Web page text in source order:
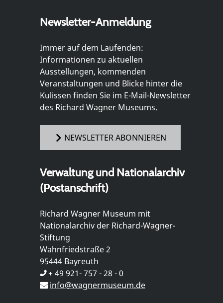
Newsletter-Anmeldung
Immer auf dem Laufenden:
Informationen zu aktuellen
Ausstellungen, kommenden
Veranstaltungen und Blicke hinter die
Kulissen finden Sie im E-Mail-Newsletter
des Richard Wagner Museums.
NEWSLETTER ABONNIEREN
Verwaltung und Nationalarchiv
(Postanschrift)
Richard Wagner Museum mit
Nationalarchiv der Richard-Wagner-
Stiftung
Wahnfriedstraße 2
95444 Bayreuth
+ 49 921- 757 - 28 - 0
info@wagnermuseum.de